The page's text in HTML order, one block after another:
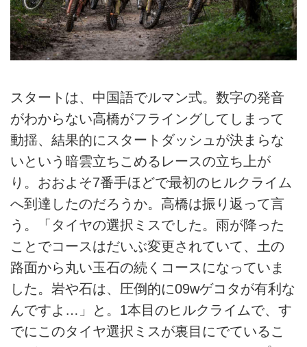
スタートは、中国語でルマン式。数字の発音
がわからない高橋がフライングしてしまって
動揺、結果的にスタートダッシュが決まらな
いという暗雲立ちこめるレースの立ち上が
り。おおよそ7番手ほどで最初のヒルクライム
へ到達したのだろうか。高橋は振り返って言
う。「タイヤの選択ミスでした。雨が降った
ことでコースはだいぶ変更されていて、土の
路面から丸い玉石の続くコースになっていま
した。岩や石は、圧倒的に09wゲコタが有利な
んですよ…」と。1本目のヒルクライムで、す
でにこのタイヤ選択ミスが裏目にでているこ